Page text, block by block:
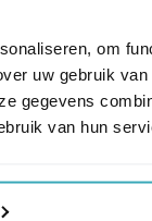
om
uw gebruik
gegevens
van hun
rust uit met de